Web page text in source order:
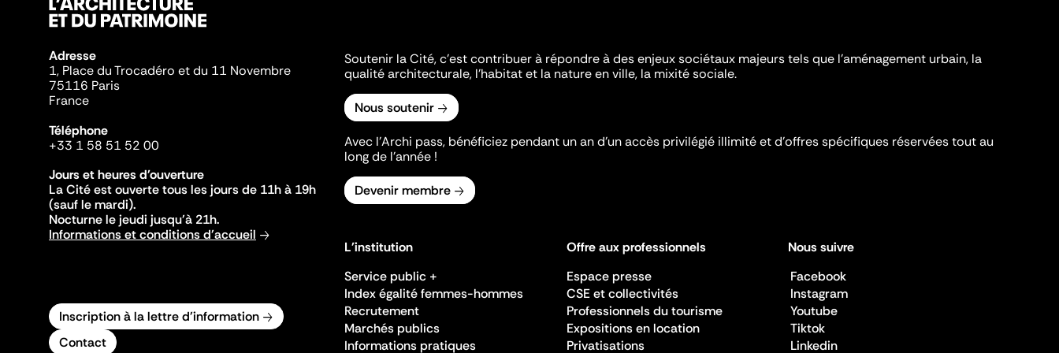
Adresse
1, Place du Trocadéro et du 11 Novembre
75116 Paris
France
Téléphone
+33 1 58 51 52 00
Jours et heures d'ouverture
La Cité est ouverte tous les jours de 11h à 19h
(sauf le mardi).
Nocturne le jeudi jusqu'à 21h.
Informations et conditions d'accueil
Inscription à la lettre d'information
Contact
Soutenir la Cité, c'est contribuer à répondre à des enjeux sociétaux majeurs tels que l'aménagement urbain, la
qualité architecturale, l'habitat et la nature en ville, la mixité sociale.
Nous soutenir
Avec l’Archi pass, bénéficiez pendant un an d’un accès privilégié illimité et d’offres spécifiques réservées tout au
long de l’année !
Devenir membre
L'institution
Service public +
Index égalité femmes-hommes
Recrutement
Marchés publics
Informations pratiques
Offre aux professionnels
Espace presse
CSE et collectivités
Professionnels du tourisme
Expositions en location
Privatisations
Nous suivre
Facebook
Instagram
Youtube
Tiktok
Linkedin